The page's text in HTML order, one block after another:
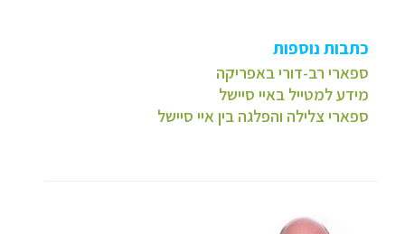
כתבות נוספות
ספארי רב-דורי באפריקה
מידע למטייל באיי סיישל
ספארי צלילה והפלגה בין איי סיישל